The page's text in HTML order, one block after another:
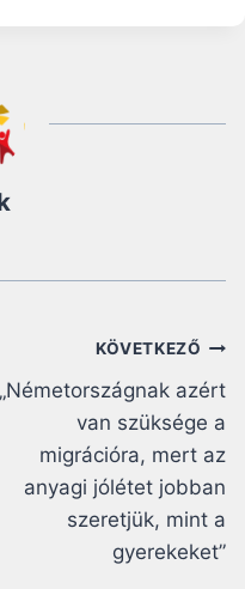
KÖVETKEZŐ
„Németországnak azért
van szüksége a
migrációra, mert az
anyagi jólétet jobban
szeretjük, mint a
gyerekeket”